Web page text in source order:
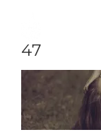
contenu
47